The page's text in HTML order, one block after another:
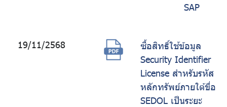
SAP
19/11/2568
ซื้อสิทธิ์ใช้ข้อมูล
Security Identifier
License สำหรับรหัส
หลักทรัพย์ภายใต้ขื่อ
SEDOL เป็นระยะ